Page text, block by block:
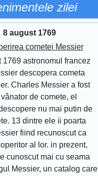
zilei
8 august 1769
cometei Messier
1769 astronomul francez
descopera cometa
Charles Messier a fost
de comete, el
nu mai putin de
13 dintre ele ii poarta
fiind recunoscut ca
al lor. in prezent,
cunoscut mai cu seama
Messier, un catalog care